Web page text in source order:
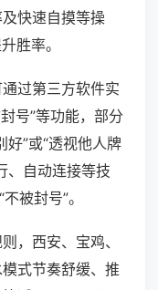
快速自摸等操
胜率。
过第三方软件实
号”等功能，部分
好”或“透视他人牌
、自动连接等技
被封号”。
，西安、宝鸡、
式节奏舒缓、推